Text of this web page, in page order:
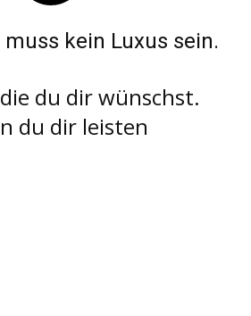
kein Luxus sein.
du dir wünschst.
du dir leisten